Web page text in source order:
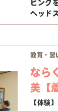
ビング
ヘッド
教育・習
なら
美【
【体験】